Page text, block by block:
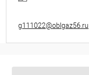
g111022@oblgaz56.ru